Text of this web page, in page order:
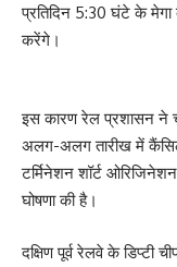
प्रतिदिन 5:30 घंटे के मेगा
करेंगे।
इस कारण रेल प्रशासन ने
अलग-अलग तारीख में
टर्मिनेशन शॉर्ट
घोषणा की है।
दक्षिण पूर्व रेलवे के डिप्टी